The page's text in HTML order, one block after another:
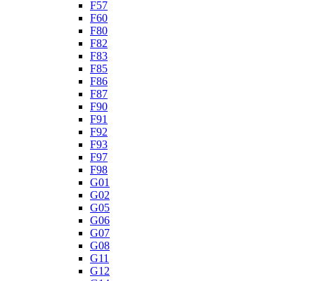
F57
F60
F80
F82
F83
F85
F86
F87
F90
F91
F92
F93
F97
F98
G01
G02
G05
G06
G07
G08
G11
G12